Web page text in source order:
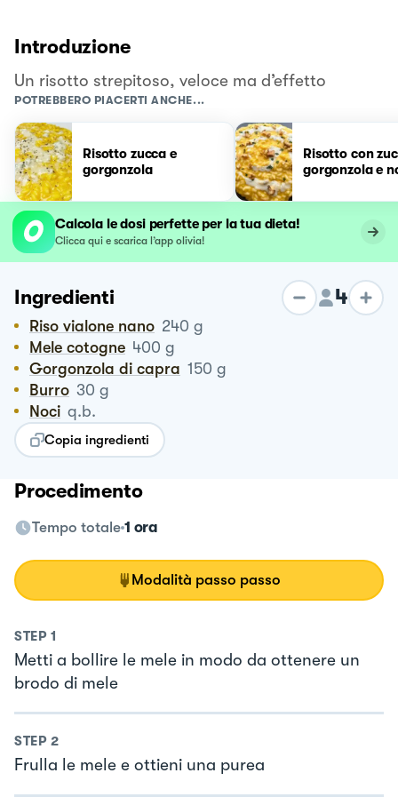
Introduzione
Un risotto strepitoso, veloce ma d’effetto
POTREBBERO PIACERTI ANCHE...
Risotto zucca e
gorgonzola
Risotto con
gorgonzola e
Calcola le dosi perfette per la tua dieta!
Clicca qui e scarica l’app olivia!
Ingredienti 4
Riso vialone nano 240 g
Mele cotogne 400 g
Gorgonzola di capra 150 g
Burro 30 g
Noci q.b.
Copia ingredienti
Procedimento
Tempo totale 1 ora
Modalità passo passo
STEP 1
Metti a bollire le mele in modo da ottenere un
brodo di mele
STEP 2
Frulla le mele e ottieni una purea